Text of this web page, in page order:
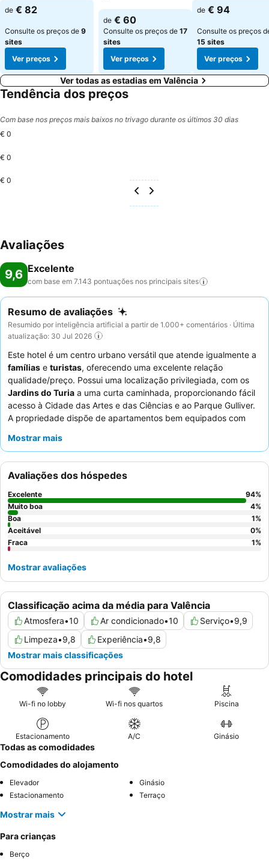
Ver preços
de € 82
Consulte os preços de 9
sites
Ver preços
Ver preços
de € 60
Consulte os preços de 17
sites
Ver preços
Ver preços
de € 94
Consulte os preços
15 sites
Ver preços
Ver todas as estadias em Valência
Tendência dos preços
Com base nos preços mais baixos no trivago durante os últimos 30 dias
€ 0
€ 0
€ 0
Avaliações
9,6 Excelente
com base em 7.143 pontuações nos principais sites
Resumo de avaliações
Resumido por inteligência artificial a partir de 1.000+ comentários · Última
atualização: 30 Jul 2026
Este hotel é um centro urbano versátil que atende igualmente a
famílias e turistas, oferecendo uma excelente relação
qualidade/preço. Possui uma localização privilegiada, com os
Jardins do Turia a uma curta caminhada, proporcionando fácil
acesso à Cidade das Artes e das Ciências e ao Parque Gulliver.
A propriedade dispõe de apartamentos bem equipados com
lavandaria, ideais para estadias mais longas. Os hóspedes
destacando a sua simpatia e prestabilidade, enquanto a
saborosa comida servida no restaurante localizado no mesmo
edifício é uma vantagem definitiva. Para uma experiência mais
tranquila, os hóspedes podem solicitar quartos virados para o
jardim.
Mostrar mais
Classificação acima da média para Valência
Atmosfera•10 Ar condicionado•10 Serviço•9,9
Limpeza•9,8 Experiência•9,8
Mostrar mais classificações
Avaliações dos hóspedes
Excelente 94%
Muito boa
4%
Boa
1%
Aceitável
0%
Fraca
1%
Mostrar avaliações
Comodidades principais do hotel
Wi-fi no lobby Wi-fi nos quartos Piscina
Estacionamento A/C Ginásio
Todas as comodidades
Comodidades do alojamento
Elevador
Ginásio
Estacionamento
Terraço
Mostrar mais
Para crianças
Berço